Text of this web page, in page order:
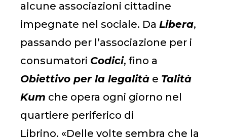
alcune associazioni cittadine
impegnate nel sociale. Da Libera,
passando per l’associazione per i
consumatori Codici, fino a
Obiettivo per la legalità e Talità
Kum che opera ogni giorno nel
quartiere periferico di
Librino. «Delle volte sembra che la